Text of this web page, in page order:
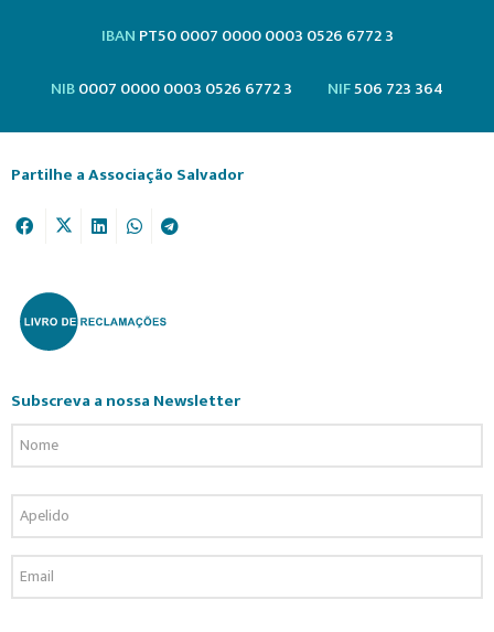
IBAN PT50 0007 0000 0003 0526 6772 3
NIB0007 0000 0003 0526 6772 3 NIF506 723 364
Partilhe a Associação Salvador
Subscreva a nossa Newsletter